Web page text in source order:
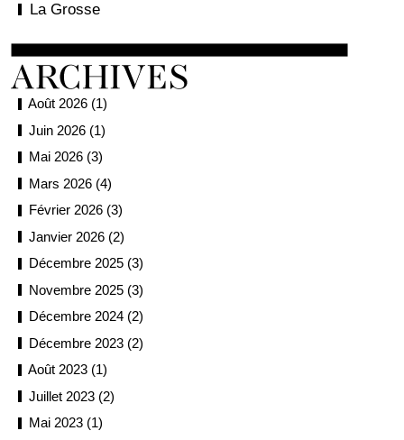
La Grosse
Août 2026 (1)
Juin 2026 (1)
Mai 2026 (3)
Mars 2026 (4)
Février 2026 (3)
Janvier 2026 (2)
Décembre 2025 (3)
Novembre 2025 (3)
Décembre 2024 (2)
Décembre 2023 (2)
Août 2023 (1)
Juillet 2023 (2)
Mai 2023 (1)